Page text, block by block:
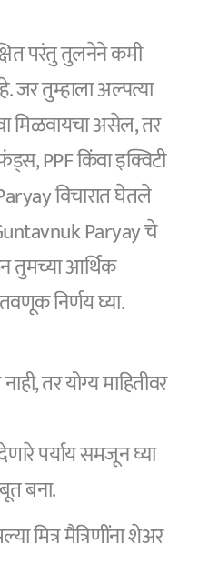
परंतु तुलनेने कमी
जर तुम्हाला अल्पत्या
मिळवायचा असेल, तर
PPF किंवा इक्विटी
विचारात घेतले
Paryay चे
आर्थिक
निर्णय घ्या.
तर योग्य माहितीवर
पर्याय समजून घ्या
बना.
मित्र मैत्रिणींना शेअर